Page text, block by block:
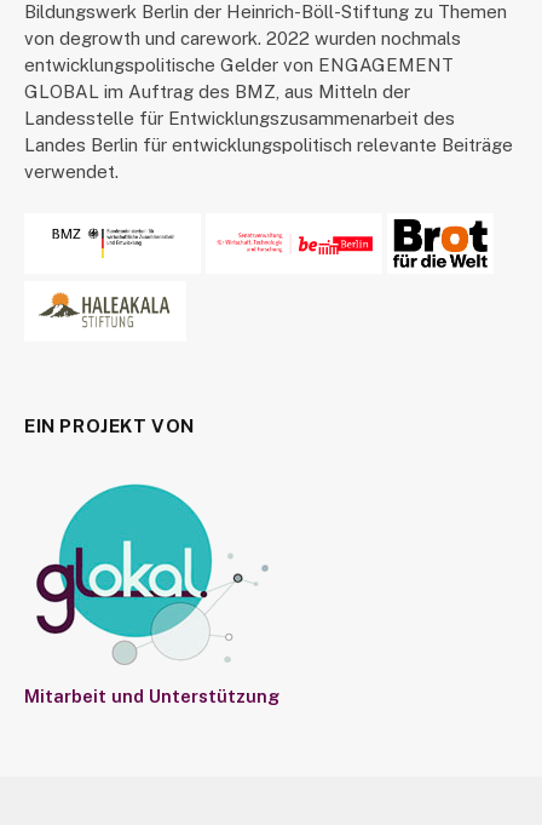
Bildungswerk Berlin der Heinrich-Böll-Stiftung zu Themen
von degrowth und carework. 2022 wurden nochmals
entwicklungspolitische Gelder von ENGAGEMENT
GLOBAL im Auftrag des BMZ, aus Mitteln der
Landesstelle für Entwicklungszusammenarbeit des
Landes Berlin für entwicklungspolitisch relevante Beiträge
verwendet.
EIN PROJEKT VON
Mitarbeit und Unterstützung